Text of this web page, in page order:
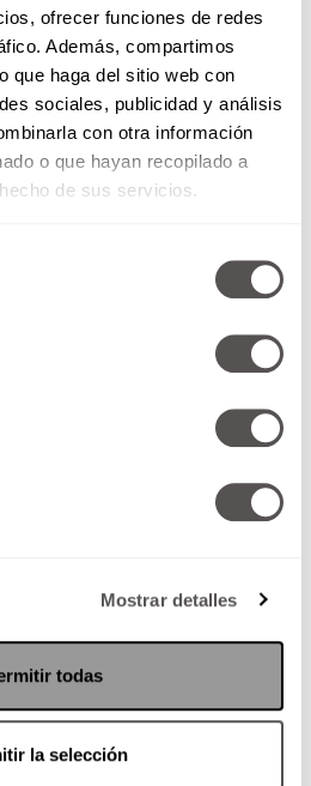
ofrecer funciones de redes
Además, compartimos
que haga del sitio web con
sociales, publicidad y análisis
con otra información
o que hayan recopilado a
de sus servicios.
Mostrar detalles
todas
la selección
año, nuevos
enero es el GRAN
año y todos nos
Les decimos
son los nuevos
octubre de 2014